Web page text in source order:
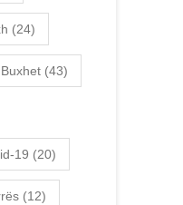
(24)
Buxhet (43)
19 (20)
(12)